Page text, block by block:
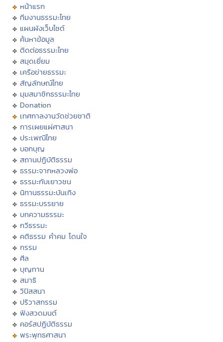
หน้าแรก
ทีมงานธรรมะไทย
แผนผังเว็บไซต์
ค้นหาข้อมูล
ติดต่อธรรมะไทย
สมุดเยี่ยม
เครือข่ายธรรมะ
สัญลักษณ์ไทย
มุมสมาชิกธรรมะไทย
Donation
เทศกาลงานวัดช่วยชาติ
การเผยแผ่ศาสนา
ประเพณีไทย
บอกบุญ
สถานปฏิบัติธรรม
ธรรมะจากหลวงพ่อ
ธรรมะกับเยาวชน
นิทานธรรมะบันเทิง
ธรรมะบรรยาย
บทความธรรมะ
กวีธรรมะ
คติธรรม คำคม โดนใจ
กรรม
ศีล
บุญทาน
สมาธิ
วิปัสสนา
ปริวาสกรรม
ฟังสวดมนต์
คอร์สปฏิบัติธรรม
พระพุทธศาสนา